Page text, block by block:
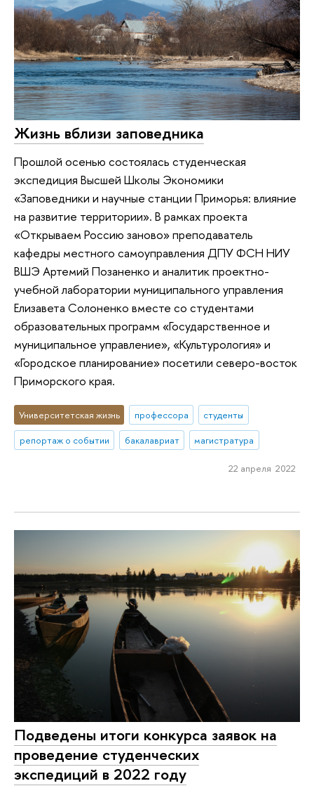
Жизнь вблизи заповедника
Прошлой осенью состоялась студенческая
экспедиция Высшей Школы Экономики
«Заповедники и научные станции Приморья: влияние
на развитие территории». В рамках проекта
«Открываем Россию заново» преподаватель
кафедры местного самоуправления ДПУ ФСН НИУ
ВШЭ Артемий Позаненко и аналитик проектно-
учебной лаборатории муниципального управления
Елизавета Солоненко вместе со студентами
образовательных программ «Государственное и
муниципальное управление», «Культурология» и
«Городское планирование» посетили северо-восток
Приморского края.
Университетская жизнь профессора
студенты
репортаж о событии
бакалавриат магистратура
22 апреля 2022
Подведены итоги конкурса заявок на
проведение студенческих
экспедиций в 2022 году